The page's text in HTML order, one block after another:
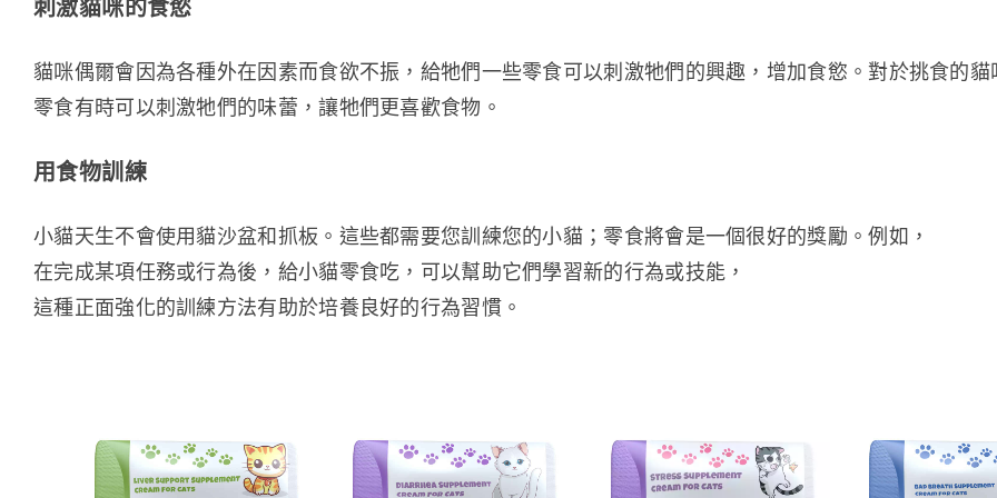
刺激貓咪的食慾
貓咪偶爾會因為各種外在因素而食欲不振，給牠們一些零食可以刺激牠們的興趣，增加食慾。對於挑食的貓
零食有時可以刺激牠們的味蕾，讓牠們更喜歡食物。
用食物訓練
小貓天生不會使用貓沙盆和抓板。這些都需要您訓練您的小貓；零食將會是一個很好的獎勵。例如，
在完成某項任務或行為後，給小貓零食吃，可以幫助它們學習新的行為或技能，
這種正面強化的訓練方法有助於培養良好的行為習慣。